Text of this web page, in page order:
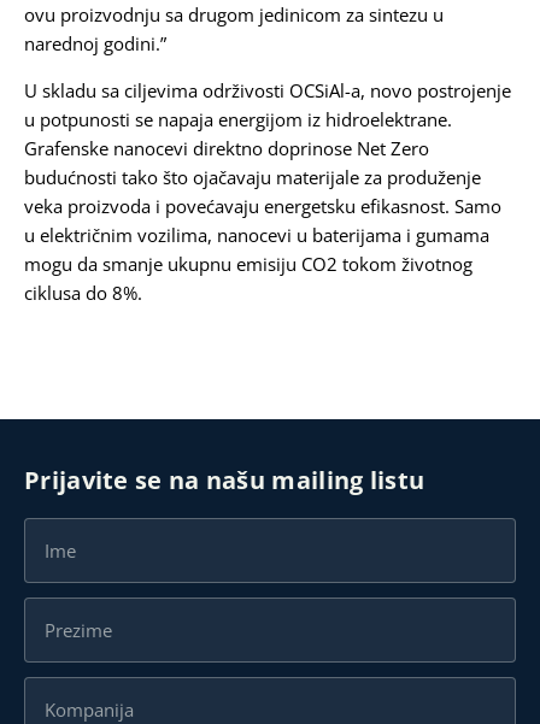
ovu proizvodnju sa drugom jedinicom za sintezu u
narednoj godini.”
U skladu sa ciljevima održivosti OCSiAl-a, novo postrojenje
u potpunosti se napaja energijom iz hidroelektrane.
Grafenske nanocevi direktno doprinose Net Zero
budućnosti tako što ojačavaju materijale za produženje
veka proizvoda i povećavaju energetsku efikasnost. Samo
u električnim vozilima, nanocevi u baterijama i gumama
mogu da smanje ukupnu emisiju CO2 tokom životnog
ciklusa do 8%.
Prijavite se na našu mailing listu